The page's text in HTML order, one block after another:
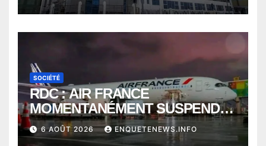
SOCIÉTÉ
RDC : AIR FRANCE
MOMENTANÉMENT SUSPENDU
ENTRE KINSHASA ET PARIS ?
6 AOÛT 2026 ENQUETENEWS.INFO